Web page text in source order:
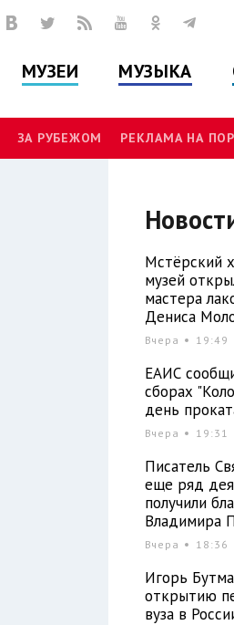
МУЗЕИ МУЗЫКА
ЗА РУБЕЖОМ РЕКЛАМА НА
Мстёрский
музей
мастера
Дениса
Вчера 19:49
ЕАИС
сборах
день
Вчера 19:31
Писатель
еще ряд
получили
Владимира
Вчера 18:36
Игорь
открытию
вуза в